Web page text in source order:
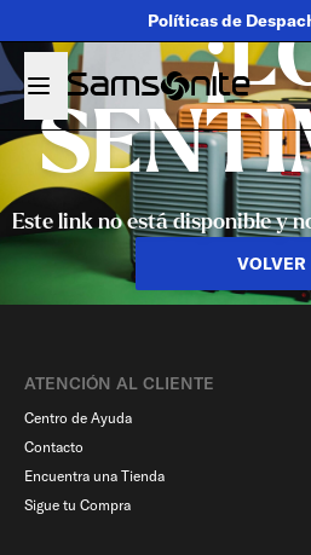
Políticas de
Este link no está disponible y
VOLVER
ATENCIÓN AL CLIENTE
Centro de Ayuda
Contacto
Encuentra una Tienda
Sigue tu Compra